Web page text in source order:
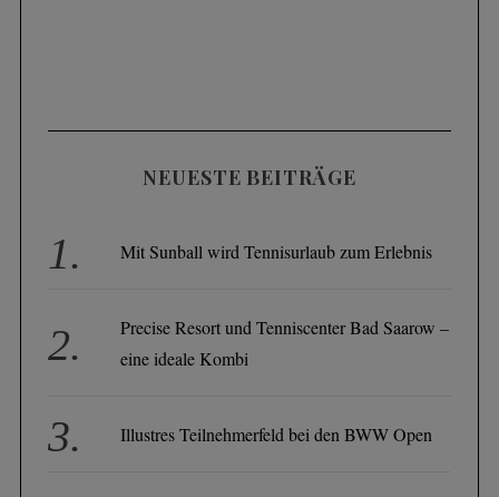
NEUESTE BEITRÄGE
Mit Sunball wird Tennisurlaub zum Erlebnis
Precise Resort und Tenniscenter Bad Saarow –
eine ideale Kombi
Illustres Teilnehmerfeld bei den BWW Open